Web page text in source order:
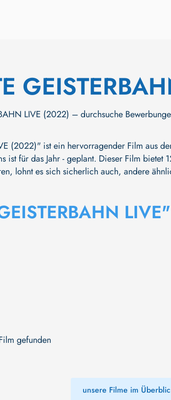
LIVE (2022) – durchsuche
(2022)" ist ein hervorragender Film aus
ist für das Jahr - geplant. Dieser Film
lohnt es sich sicherlich auch, andere
LIVE"
gefunden
unsere Filme im